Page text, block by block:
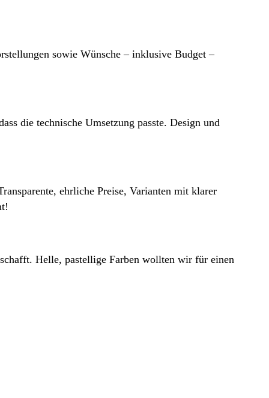
sowie Wünsche – inklusive Budget –
die technische Umsetzung passte. Design und
ehrliche Preise, Varianten mit klarer
Helle, pastellige Farben wollten wir für einen